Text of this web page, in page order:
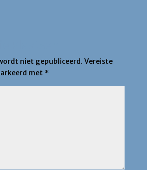
niet gepubliceerd. Vereiste
met *